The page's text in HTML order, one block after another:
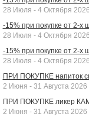
28 Июля - 4 Октября
-15% при покупке от 2-х
28 Июля - 4 Октября
-15% при покупке от 2-х
28 Июля - 4 Октября
ПРИ ПОКУПКЕ напиток
2 Июня - 31 Августа 2026
ПРИ ПОКУПКЕ ликер
2 Июня - 31 Августа 2026